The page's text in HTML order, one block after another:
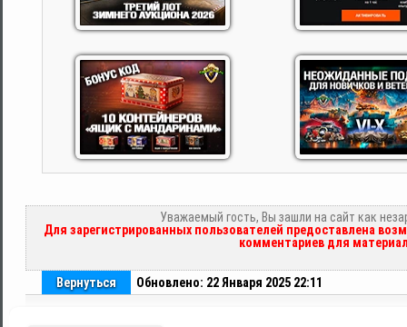
Уважаемый гость, Вы зашли на сайт как
Для зарегистрированных пользователей предоставлена
комментариев для
Вернуться Обновлено: 22 Января 2025 22:11